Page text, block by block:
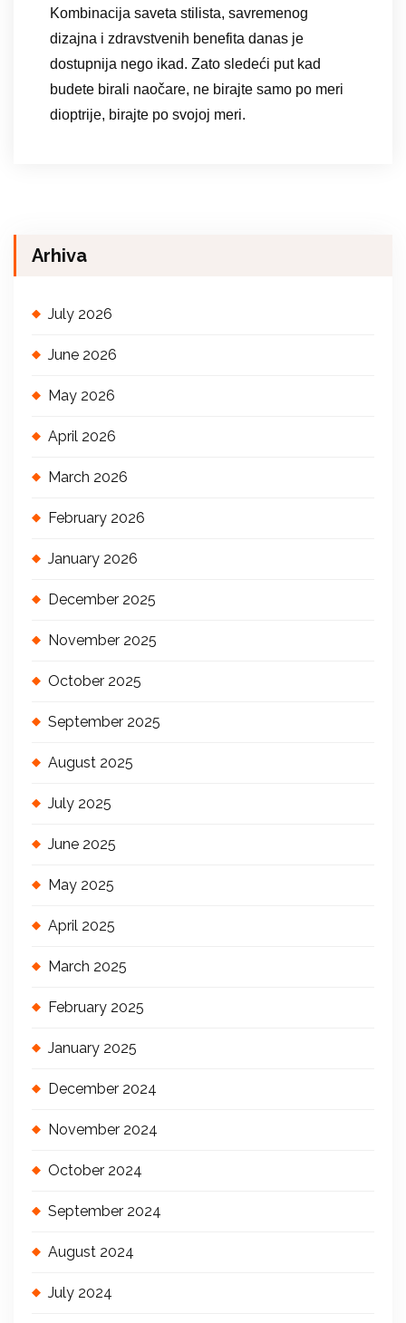
Kombinacija saveta stilista, savremenog
dizajna i zdravstvenih benefita danas je
dostupnija nego ikad. Zato sledeći put kad
budete birali naočare, ne birajte samo po meri
dioptrije, birajte po svojoj meri.
Arhiva
July 2026
June 2026
May 2026
April 2026
March 2026
February 2026
January 2026
December 2025
November 2025
October 2025
September 2025
August 2025
July 2025
June 2025
May 2025
April 2025
March 2025
February 2025
January 2025
December 2024
November 2024
October 2024
September 2024
August 2024
July 2024